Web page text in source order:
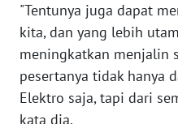
"Tentunya juga dapat
kita, dan yang lebih
meningkatkan menjalin
pesertanya tidak hanya
Elektro saja, tapi dari
kata dia.
KALTIM
WN
SULSEL
WN